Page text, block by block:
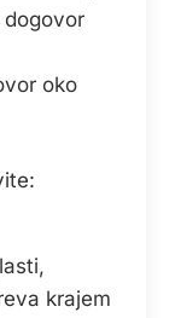
oko
krajem